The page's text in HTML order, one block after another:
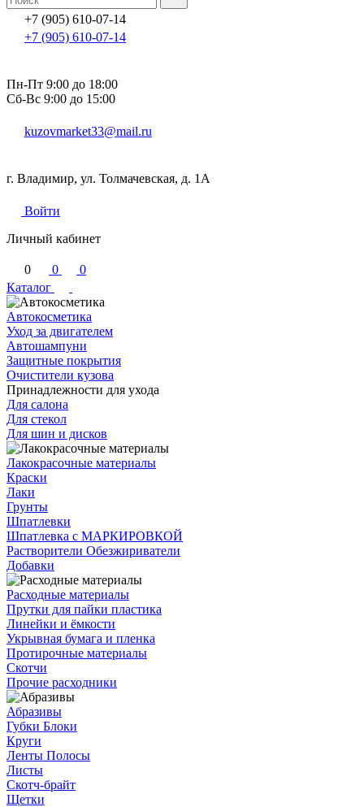
+7 (905) 610-07-14
+7 (905) 610-07-14
Пн-Пт 9:00 до 18:00
Сб-Вс 9:00 до 15:00
kuzovmarket33@mail.ru
г. Владимир, ул. Толмачевская, д. 1А
Войти
Личный кабинет
0 0
0
Каталог
Автокосметика
Уход за двигателем
Автошампуни
Защитные покрытия
Очистители кузова
Принадлежности для ухода
Для салона
Для стекол
Для шин и дисков
Лакокрасочные материалы
Краски
Лаки
Грунты
Шпатлевки
Шпатлевка с МАРКИРОВКОЙ
Растворители Обезжириватели
Добавки
Расходные материалы
Прутки для пайки пластика
Линейки и ёмкости
Укрывная бумага и пленка
Протирочные материалы
Скотчи
Прочие расходники
Абразивы
Губки Блоки
Круги
Ленты Полосы
Листы
Скотч-брайт
Щетки